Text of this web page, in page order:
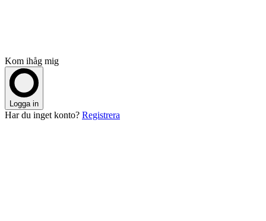
Kom ihåg mig
Logga in
Har du inget konto? Registrera